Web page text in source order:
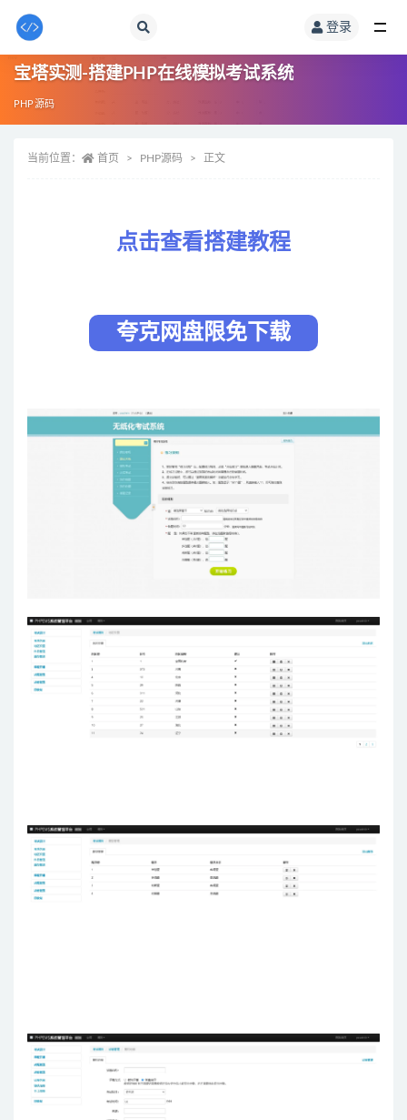
登录
宝塔实测-搭建PHP在线模拟考试系统
PHP源码
当前位置： 首页 PHP源码 正文
点击查看搭建教程
夸克网盘限免下载